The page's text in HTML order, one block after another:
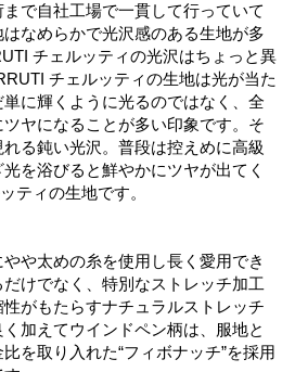
で自社工場で一貫して行っていて
なめらかで光沢感のある生地が多
チェルッティの光沢はちょっと異
チェルッティの生地は光が当た
に輝くように光るのではなく、全
ヤになることが多い印象です。そ
る鈍い光沢。普段は控えめに高級
を浴びると鮮やかにツヤが出てく
ティの生地です。
や太めの糸を使用し長く愛用でき
けでなく、特別なストレッチ加工
がもたらすナチュラルストレッチ
加えてウインドペン柄は、服地と
を取り入れた“フィボナッチ”を採用